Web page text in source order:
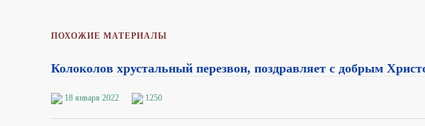
ПОХОЖИЕ МАТЕРИАЛЫ
Колоколов хрустальный перезвон, поздравляет с добрым
18 января 2022 1250